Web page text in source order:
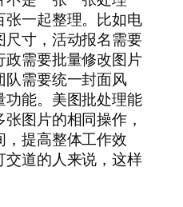
一起整理。比如电
寸，活动报名需要
需要批量修改图片
需要统一封面风
能。美图批处理能
图片的相同操作，
提高整体工作效
道的人来说，这样